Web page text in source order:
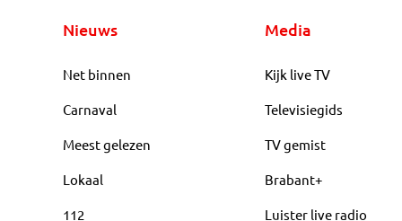
Nieuws
Net binnen
Carnaval
Meest gelezen
Lokaal
112
Media
Kijk live TV
Televisiegids
TV gemist
Brabant+
Luister live radio